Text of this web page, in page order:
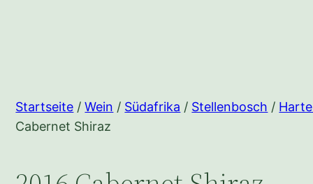
Startseite /Wein / Südafrika / Stellenbosch /
Cabernet Shiraz